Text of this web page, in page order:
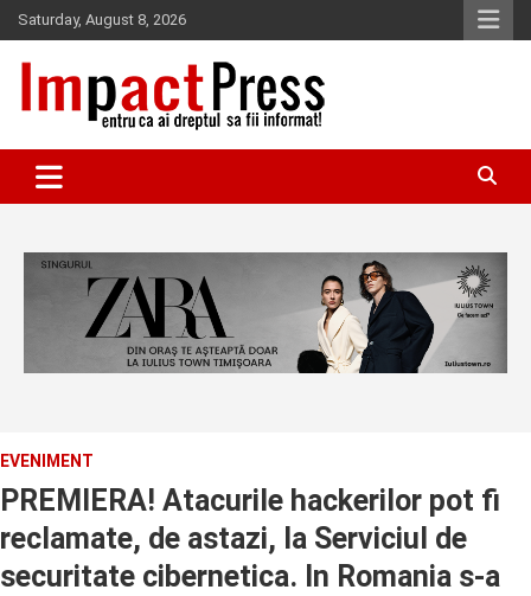
Skip
to
content
Saturday, August 8, 2026
IMPACTPRESS
EVENIMENT
PREMIERA! Atacurile hackerilor pot fi
reclamate, de astazi, la Serviciul de
securitate cibernetica. In Romania s-a